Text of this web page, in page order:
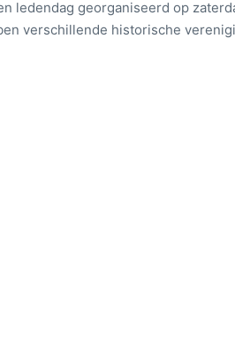
ledendag georganiseerd op
verschillende historische